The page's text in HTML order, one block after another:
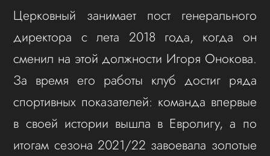
Церковный занимает пост генерального
директора с лета 2018 года, когда он
сменил на этой должности Игоря Онокова.
За время его работы клуб достиг ряда
спортивных показателей: команда впервые
в своей истории вышла в Евролигу, а по
итогам сезона 2021/22 завоевала золотые